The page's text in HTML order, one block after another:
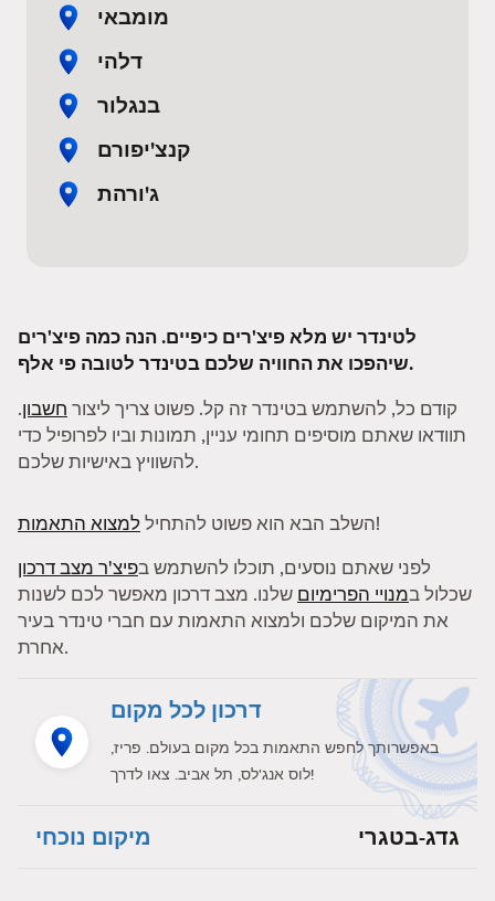
מומבאי
דלהי
בנגלור
קנצ'יפורם
ג'ורהת
לטינדר יש מלא פיצ'רים כיפיים. הנה כמה פיצ'רים
שיהפכו את החוויה שלכם בטינדר לטובה פי אלף.
קודם כל, להשתמש בטינדר זה קל. פשוט צריך ליצור חשבון.
תוודאו שאתם מוסיפים תחומי עניין, תמונות וביו לפרופיל כדי
להשוויץ באישיות שלכם.
השלב הבא הוא פשוט להתחיללמצוא התאמות
!
לפני שאתם נוסעים, תוכלו להשתמש בפיצ'ר מצב דרכון
שכלול במנויי הפרימיום שלנו. מצב דרכון מאפשר לכם לשנות
את המיקום שלכם ולמצוא התאמות עם חברי טינדר בעיר
אחרת.
דרכון לכל מקום
באפשרותך לחפש התאמות בכל מקום בעולם. פריז,
לוס אנג'לס, תל אביב. צאו לדרך!
מיקום נוכחי גדג-בטגרי